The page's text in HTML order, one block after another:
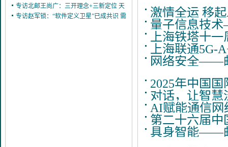
风雨 终见彩虹！
7/21
专访北邮王尚广：三开理念+三新定位 天
算星座“让卫星成为带翅膀的计算机” 4/24
专访赵军锁：“软件定义卫星”已成共识 需
激情全运 移
量子信息技
上海铁塔十
上海联通5G-
网络安全——
2025年中国
对话，让智慧
AI赋能通信
第二十六届中
具身智能——